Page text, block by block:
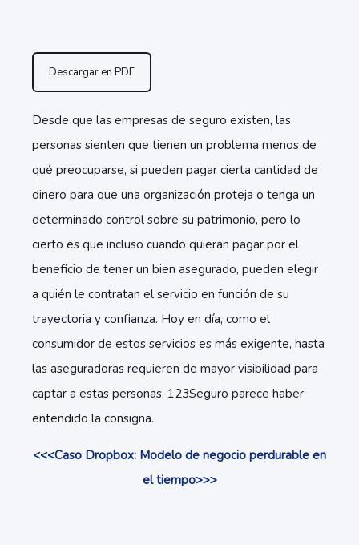
Descargar en PDF
Desde que las empresas de seguro existen, las
personas sienten que tienen un problema menos de
qué preocuparse, si pueden pagar cierta cantidad de
dinero para que una organización proteja o tenga un
determinado control sobre su patrimonio, pero lo
cierto es que incluso cuando quieran pagar por el
beneficio de tener un bien asegurado, pueden elegir
a quién le contratan el servicio en función de su
trayectoria y confianza. Hoy en día, como el
consumidor de estos servicios es más exigente, hasta
las aseguradoras requieren de mayor visibilidad para
captar a estas personas. 123Seguro parece haber
entendido la consigna.
<<<Caso Dropbox: Modelo de negocio perdurable en
el tiempo>>>